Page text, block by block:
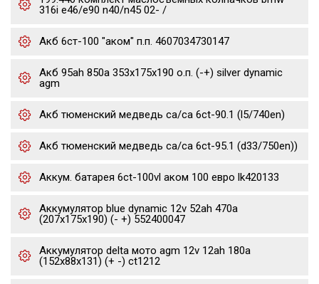
316i e46/e90 n40/n45 02- /
Акб 6ст-100 "аком" п.п. 4607034730147
Акб 95ah 850a 353x175x190 о.п. (-+) silver dynamic
agm
Акб тюменский медведь ca/ca 6ct-90.1 (l5/740en)
Акб тюменский медведь ca/ca 6ct-95.1 (d33/750en))
Аккум. батарея 6ct-100vl аком 100 евро lk420133
Аккумулятор blue dynamic 12v 52ah 470a
(207x175x190) (- +) 552400047
Аккумулятор delta мото agm 12v 12ah 180a
(152x88x131) (+ -) ct1212